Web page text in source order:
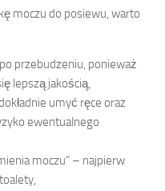
moczu do posiewu, warto
przebudzeniu, ponieważ
lepszą jakością,
umyć ręce oraz
ewentualnego
moczu” – najpierw